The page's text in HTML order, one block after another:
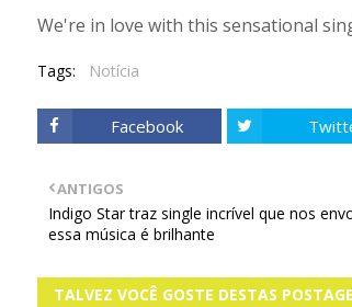
We're in love with this sensational
Tags: Notícia
Facebook
ANTIGOS
Indigo Star traz single incrível que nos
essa música é brilhante
TALVEZ VOCÊ GOSTE DESTAS